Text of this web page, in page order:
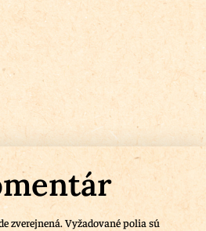
zverejnená.Vyžadované polia sú